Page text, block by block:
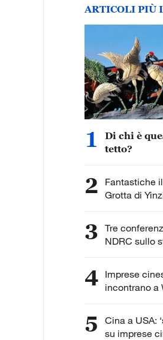
ARTICOLI PIÙ
1
Di chi è
tetto?
2
Fantastiche
Grotta di
3 Tre
NDRC sullo
4 Imprese
incontrano a
5
Cina a USA:
su imprese